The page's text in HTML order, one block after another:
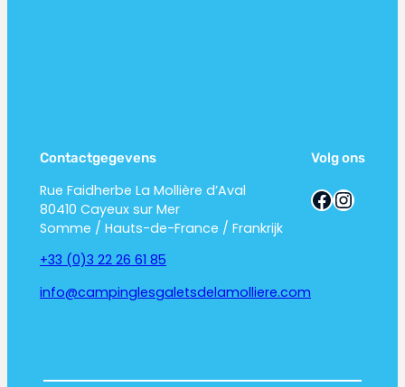
Contactgegevens
Rue Faidherbe La Mollière d’Aval
80410 Cayeux sur Mer
Somme / Hauts-de-France / Frankrijk
+33 (0)3 22 26 61 85
info@campinglesgaletsdelamolliere.com
Volg ons
Facebook Instagram